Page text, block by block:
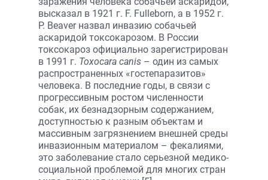
высказал в 1921 г. F. Fulleborn, а в 1952 г.
P. Beaver назвал инвазию собачьей
аскаридой токсокарозом. В России
токсокароз официально зарегистрирован
в 1991 г. Toxocara canis – один из самых
распространенных «гостепаразитов»
человека. В последние годы, в связи с
прогрессивным ростом численности
собак, их безнадзорным содержанием,
доступностью к разным объектам и
массивным загрязнением внешней среды
инвазионным материалом – фекалиями,
это заболевание стало серьезной медико-
социальной проблемой для многих стран